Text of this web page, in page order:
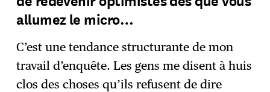
allumez le micro…
C’est une tendance structurante de mon
travail d’enquête. Les gens me disent à huis
clos des choses qu’ils refusent de dire